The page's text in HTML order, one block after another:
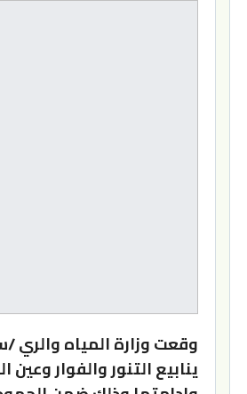
وقعت وزارة المياه والري
ينابيع التنور والفوار